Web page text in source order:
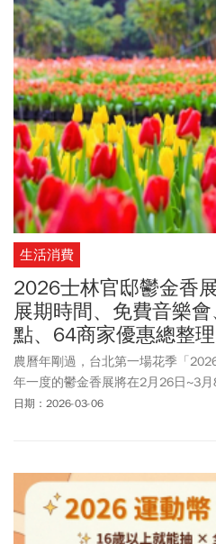
訊一文看！
生活消費
2026士林官邸鬱金香
展期時間、免費音樂
點、64商家優惠總整理
農曆年剛過，台北第一場花季「
年一度的鬱金香展將在2月26日~3
鬱金香展」展示超過11萬株、多達
訊，把握春天賞花去。
日期：2026-03-06